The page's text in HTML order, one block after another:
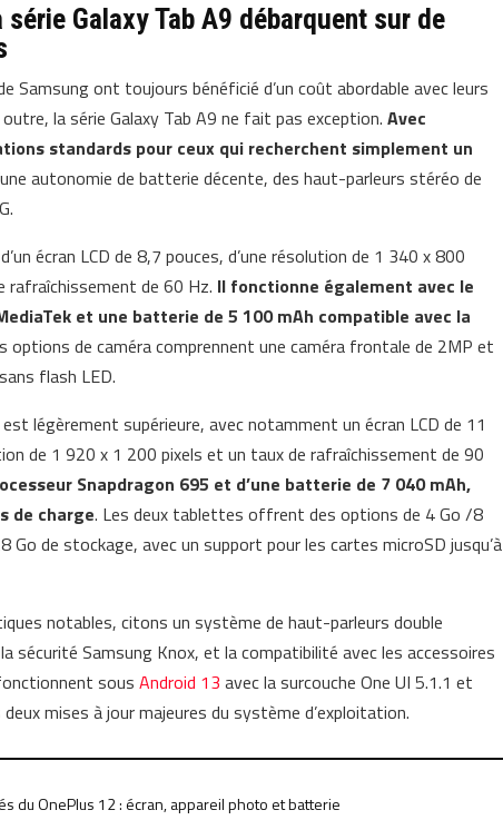
Galaxy Tab A9 débarquent sur de
Samsung ont toujours bénéficié d’un coût abordable avec leurs
la série Galaxy Tab A9 ne fait pas exception.Avec
standards pour ceux qui recherchent simplement un
autonomie de batterie décente, des haut-parleurs stéréo de
écran LCD de 8,7 pouces, d’une résolution de 1 340 x 800
rafraîchissement de 60 Hz. Il fonctionne également avec le
et une batterie de 5 100 mAh compatible avec la
options de caméra comprennent une caméra frontale de 2MP et
flash LED.
légèrement supérieure, avec notamment un écran LCD de 11
de 1 920 x 1 200 pixels et un taux de rafraîchissement de 90
Snapdragon 695 et d’une batterie de 7 040 mAh,
de charge. Les deux tablettes offrent des options de 4 Go /8
Go de stockage, avec un support pour les cartes microSD jusqu’à
notables, citons un système de haut-parleurs double
sécurité Samsung Knox, et la compatibilité avec les accessoires
sousAndroid 13 avec la surcouche One UI 5.1.1 et
mises à jour majeures du système d’exploitation.
du OnePlus 12 : écran, appareil photo et batterie